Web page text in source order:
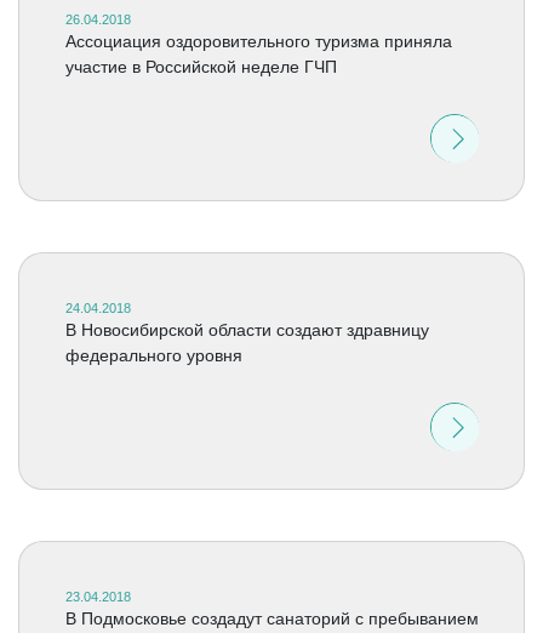
26.04.2018
Ассоциация оздоровительного туризма приняла
участие в Российской неделе ГЧП
24.04.2018
В Новосибирской области создают здравницу
федерального уровня
23.04.2018
В Подмосковье создадут санаторий с пребыванием